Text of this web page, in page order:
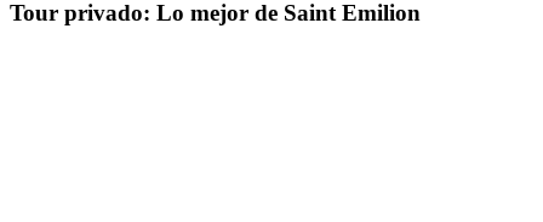
Tour privado: Lo mejor de Saint Emilion